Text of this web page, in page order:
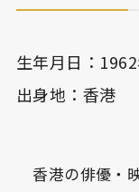
生年月日：
出身地：香港
香港の俳優・